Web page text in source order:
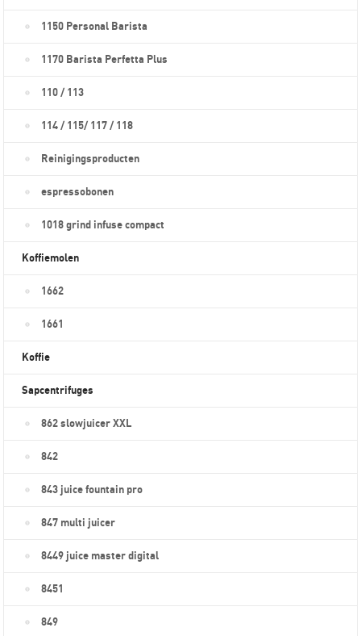
1150 Personal Barista
1170 Barista Perfetta Plus
110 / 113
114 / 115/ 117 / 118
Reinigingsproducten
espressobonen
1018 grind infuse compact
Koffiemolen
1662
1661
Koffie
Sapcentrifuges
862 slowjuicer XXL
842
843 juice fountain pro
847 multi juicer
8449 juice master digital
8451
849